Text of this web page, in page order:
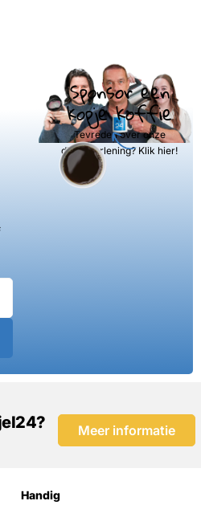
Sponsor een
kopje koffie
Tevreden over onze
dienstverlening? Klik hier!
Meer informatie
Handig